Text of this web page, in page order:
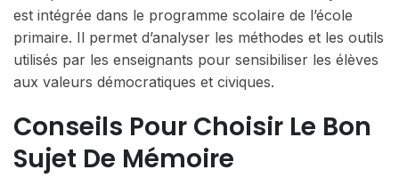
est intégrée dans le programme scolaire de l’école
primaire. Il permet d’analyser les méthodes et les outils
utilisés par les enseignants pour sensibiliser les élèves
aux valeurs démocratiques et civiques.
Conseils Pour Choisir Le Bon
Sujet De Mémoire